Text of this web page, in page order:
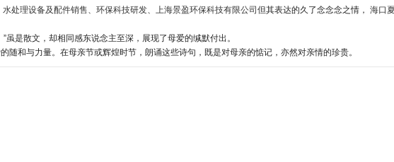
水处理设备及配件销售、环保科技研发、上海景盈环保科技有限公司 但其表达的久了念念念之情， 海口
虽是散文，却相同感东说念主至深，展现了母爱的缄默付出。
和与力量。在母亲节或辉煌时节，朗诵这些诗句，既是对母亲的惦记，亦然对亲情的珍贵。